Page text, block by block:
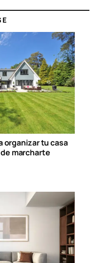
organizar tu casa
marcharte